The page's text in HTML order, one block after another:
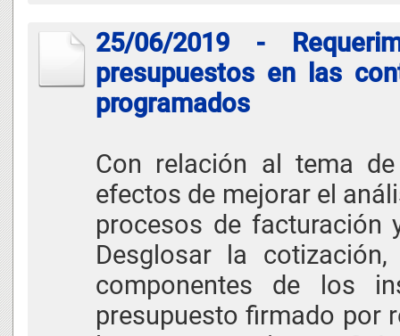
25/06/2019 -
presupuestos en las
programados
Con relación al tema
efectos de mejorar el
procesos de
Desglosar la
componentes de los
presupuesto firmado por